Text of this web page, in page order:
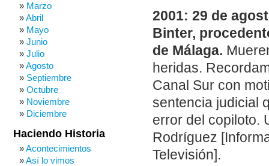
2001: 29 de
Binter,
de Málaga.
heridas.
Canal Sur con
sentencia judicial
error del copiloto.
Rodríguez
Televisión].
Marzo
Abril
Mayo
Junio
Julio
Agosto
Septiembre
Octubre
Noviembre
Diciembre
Haciendo Historia
Acontecimientos
Así lo vimos